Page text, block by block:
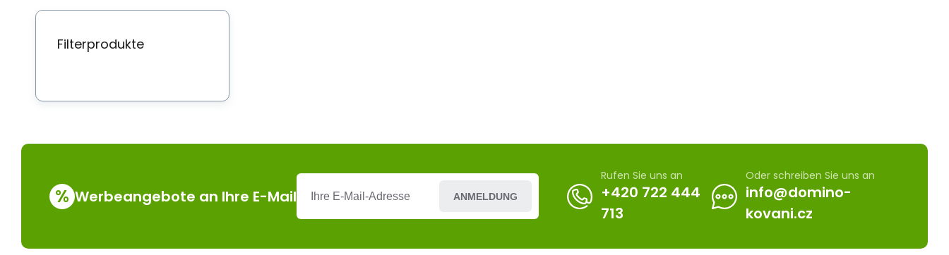
Filterprodukte
% Werbeangebote an Ihre E-Mail ANMELDUNG
Rufen Sie uns an
+420 722 444
713
Oder schreiben Sie uns an
info@domino-
kovani.cz